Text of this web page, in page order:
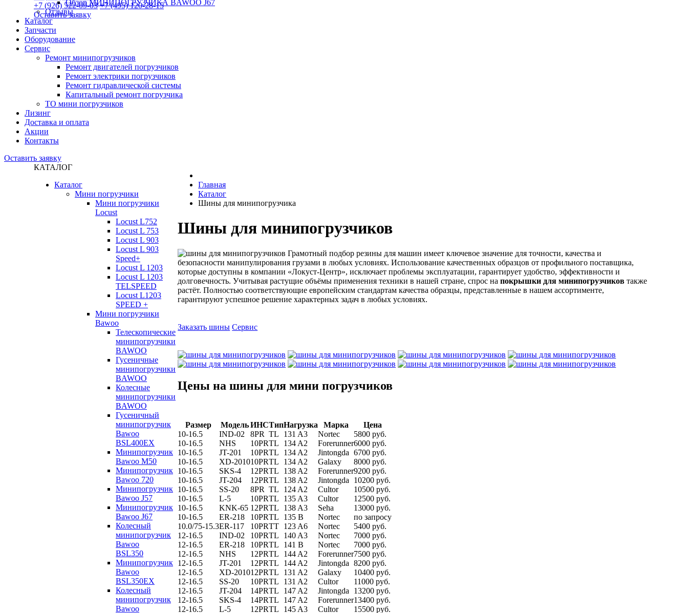
+7 (926) 522-09-03 +7 (495) 120-28-15
Оставить заявку
Обзор МИНИПОГРУЗЧИКА BAWOO J67
Отзывы
Каталог
Запчасти
Оборудование
Сервис
Ремонт минипогрузчиков
Ремонт двигателей погрузчиков
Ремонт электрики погрузчиков
Ремонт гидравлической системы
Капитальный ремонт погрузчика
ТО мини погрузчиков
Лизинг
Доставка и оплата
Акции
Контакты
Оставить заявку
КАТАЛОГ
Каталог
Мини погрузчики
Мини погрузчики
Locust
Locust L752
Locust L 753
Locust L 903
Locust L 903
Speed+
Locust L 1203
Locust L 1203
TELSPEED
Locust L1203
SPEED +
Мини погрузчики
Bawoo
Телескопические
минипогрузчики
BAWOO
Гусеничные
минипогрузчики
BAWOO
Колесные
минипогрузчики
BAWOO
Гусеничный
минипогрузчик
Bawoo
BSL400EX
Минипогрузчик
Bawoo M50
Минипогрузчик
Bawoo 720
Минипогрузчик
Bawoo J57
Минипогрузчик
Bawoo J67
Колесный
минипогрузчик
Bawoo
BSL350
Минипогрузчик
Bawoo
BSL350EX
Колесный
минипогрузчик
Bawoo
Главная
Каталог
Шины для минипогрузчика
Шины для минипогрузчиков
Грамотный подбор резины для машин имеет ключевое значение для точности, качества и
безопасности манипулирования грузами в любых условиях. Использование качественных образцов от профильного поставщика,
которые доступны в компании «Локуст-Центр», исключает проблемы эксплуатации, гарантирует удобство, эффективности и
долговечность. Учитывая растущие объёмы применения техники в нашей стране, спрос напокрышки для минипогрузчиков также
растёт. Полностью соответствующие европейским стандартам качества образцы, представленные в нашем ассортименте,
гарантируют успешное решение характерных задач в любых условиях.
Заказать шины Сервис
Цены на шины для мини погрузчиков
Размер МодельИНСТипНагрузка Марка
Цена
10-16.5
IND-02 8PR TL 131 A3 Nortec
5800 руб.
10-16.5
NHS 10PRTL 134 A2 Forerunner6000 руб.
10-16.5
JT-201 10PRTL 134 A2 Jintongda
6700 руб.
10-16.5
XD-201010PRTL 134 A2 Galaxy
8000 руб.
10-16.5
SKS-4 12PRTL 138 A2 Forerunner9200 руб.
10-16.5
JT-204 12PRTL 138 A2 Jintongda
10200 руб.
10-16.5
SS-20 8PR TL 124 A2 Cultor
10500 руб.
10-16.5
L-5 10PRTL 135 A3 Cultor
12500 руб.
10-16.5
KNK-65 12PRTL 138 A3 Seha
13000 руб.
10-16.5
ER-218 10PRTL 135 B Nortec
по запросу
10.0/75-15.3ER-117 10PRTT 123 A6 Nortec
5400 руб.
12-16.5
IND-02 10PRTL 140 A3 Nortec
7000 руб.
12-16.5
ER-218 10PRTL 141 B Nortec
7000 руб.
12-16.5
NHS 12PRTL 144 A2 Forerunner7500 руб.
12-16.5
JT-201 12PRTL 144 A2 Jintongda
8200 руб.
12-16.5
XD-201012PRTL 131 A2 Galaxy
10400 руб.
12-16.5
SS-20 10PRTL 131 A2 Cultor
11000 руб.
12-16.5
JT-204 14PRTL 147 A2 Jintongda
13200 руб.
12-16.5
SKS-4 14PRTL 147 A2 Forerunner13400 руб.
12-16.5
L-5 12PRTL 145 A3 Cultor
15500 руб.